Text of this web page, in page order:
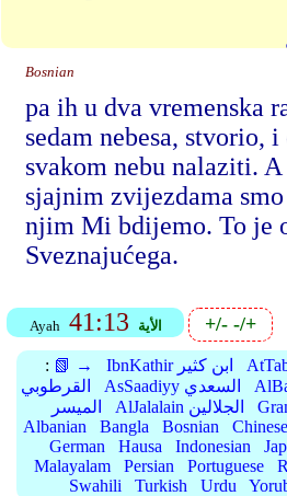
Bosnian
pa ih u dva vremenska
sedam nebesa, stvorio,
svakom nebu nalaziti.
sjajnim zvijezdama
njim Mi bdijemo. To je
Sveznajućega.
Ayah 41:13 الأية +/--/+
: 📗 → IbnKathir ابن كثير
القرطوبي
AsSaadiyy السعدي
الميسر
AlJalalain الجلالين
Albanian
Bangla Bosnian Chinese
German
Hausa Indonesian
Malayalam
Persian Portuguese
Swahili
Turkish Urdu